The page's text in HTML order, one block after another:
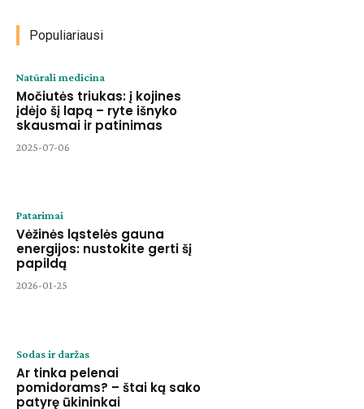
Populiariausi
Natūrali medicina
Močiutės triukas: į kojines
įdėjo šį lapą – ryte išnyko
skausmai ir patinimas
2025-07-06
Patarimai
Vėžinės ląstelės gauna
energijos: nustokite gerti šį
papildą
2026-01-25
Sodas ir daržas
Ar tinka pelenai
pomidorams? – štai ką sako
patyrę ūkininkai